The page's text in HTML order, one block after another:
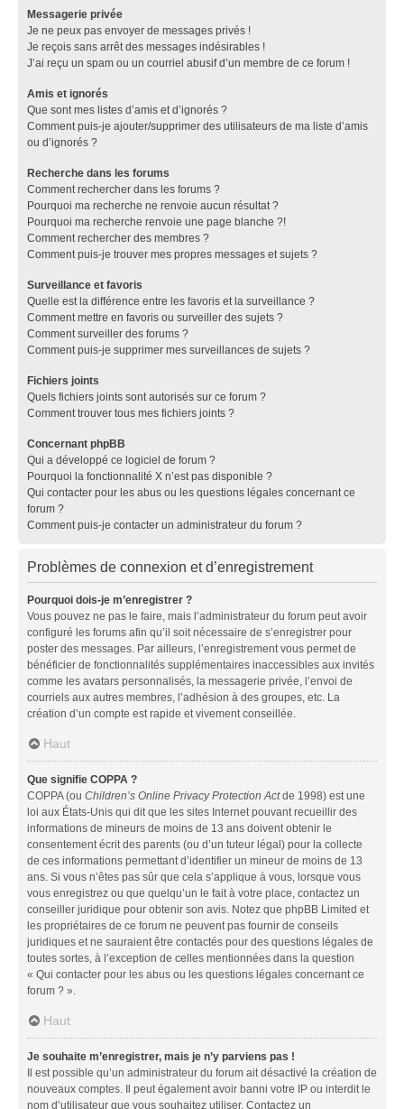
Messagerie privée
Je ne peux pas envoyer de messages privés !
Je reçois sans arrêt des messages indésirables !
J’ai reçu un spam ou un courriel abusif d’un membre de ce forum !
Amis et ignorés
Que sont mes listes d’amis et d’ignorés ?
Comment puis-je ajouter/supprimer des utilisateurs de ma liste d’amis
ou d’ignorés ?
Recherche dans les forums
Comment rechercher dans les forums ?
Pourquoi ma recherche ne renvoie aucun résultat ?
Pourquoi ma recherche renvoie une page blanche ?!
Comment rechercher des membres ?
Comment puis-je trouver mes propres messages et sujets ?
Surveillance et favoris
Quelle est la différence entre les favoris et la surveillance ?
Comment mettre en favoris ou surveiller des sujets ?
Comment surveiller des forums ?
Comment puis-je supprimer mes surveillances de sujets ?
Fichiers joints
Quels fichiers joints sont autorisés sur ce forum ?
Comment trouver tous mes fichiers joints ?
Concernant phpBB
Qui a développé ce logiciel de forum ?
Pourquoi la fonctionnalité X n’est pas disponible ?
Qui contacter pour les abus ou les questions légales concernant ce
forum ?
Comment puis-je contacter un administrateur du forum ?
Problèmes de connexion et d’enregistrement
Pourquoi dois-je m’enregistrer ?
Vous pouvez ne pas le faire, mais l’administrateur du forum peut avoir
configuré les forums afin qu’il soit nécessaire de s’enregistrer pour
poster des messages. Par ailleurs, l’enregistrement vous permet de
bénéficier de fonctionnalités supplémentaires inaccessibles aux invités
comme les avatars personnalisés, la messagerie privée, l’envoi de
courriels aux autres membres, l’adhésion à des groupes, etc. La
création d’un compte est rapide et vivement conseillée.
Haut
Que signifie COPPA ?
COPPA (ou Children’s Online Privacy Protection Actde 1998) est une
loi aux États-Unis qui dit que les sites Internet pouvant recueillir des
informations de mineurs de moins de 13 ans doivent obtenir le
consentement écrit des parents (ou d’un tuteur légal) pour la collecte
de ces informations permettant d’identifier un mineur de moins de 13
ans. Si vous n’êtes pas sûr que cela s’applique à vous, lorsque vous
vous enregistrez ou que quelqu’un le fait à votre place, contactez un
conseiller juridique pour obtenir son avis. Notez que phpBB Limited et
les propriétaires de ce forum ne peuvent pas fournir de conseils
juridiques et ne sauraient être contactés pour des questions légales de
toutes sortes, à l’exception de celles mentionnées dans la question
« Qui contacter pour les abus ou les questions légales concernant ce
forum ? ».
Haut
Je souhaite m’enregistrer, mais je n’y parviens pas !
Il est possible qu’un administrateur du forum ait désactivé la création de
nouveaux comptes. Il peut également avoir banni votre IP ou interdit le
nom d’utilisateur que vous souhaitez utiliser. Contactez un